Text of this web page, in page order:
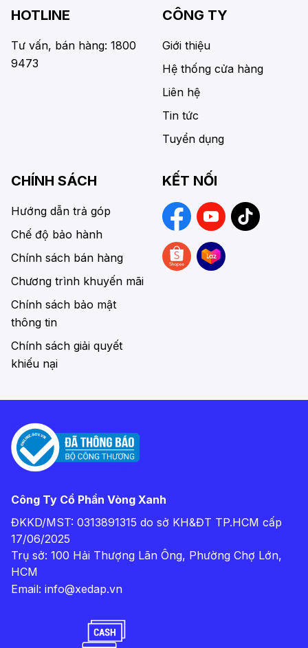
HOTLINE
Tư vấn, bán hàng: 1800
9473
CÔNG TY
Giới thiệu
Hệ thống cửa hàng
Liên hệ
Tin tức
Tuyển dụng
CHÍNH SÁCH
Hướng dẫn trả góp
Chế độ bảo hành
Chính sách bán hàng
Chương trình khuyến mãi
Chính sách bảo mật
thông tin
Chính sách giải quyết
khiếu nại
KẾT NỐI
Công Ty Cổ Phần Vòng Xanh
ĐKKD/MST: 0313891315 do sở KH&ĐT TP.HCM cấp
17/06/2025
Trụ sở: 100 Hải Thượng Lãn Ông, Phường Chợ Lớn,
HCM
Email: info@xedap.vn